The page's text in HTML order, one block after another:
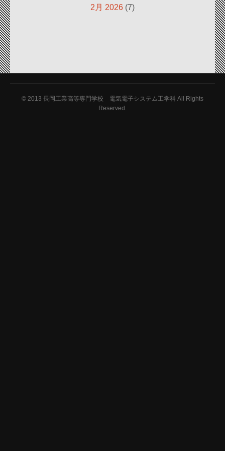
2月 2026 (7)
© 2013 長岡工業高等専門学校 電気電子システム工学科 All Rights
Reserved.